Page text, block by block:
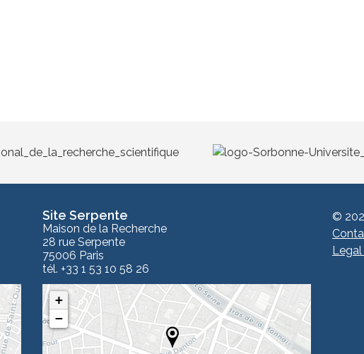
Site Serpente
Maison de la Recherche
28 rue Serpente
75006 Paris
tél. +33 1 53 10 58 26
+
−
©